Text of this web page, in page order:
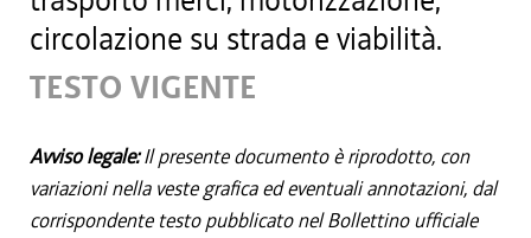
circolazione su strada e viabilità.
TESTO VIGENTE
Avviso legale:Il presente documento è riprodotto, con
variazioni nella veste grafica ed eventuali annotazioni, dal
corrispondente testo pubblicato nel Bollettino ufficiale